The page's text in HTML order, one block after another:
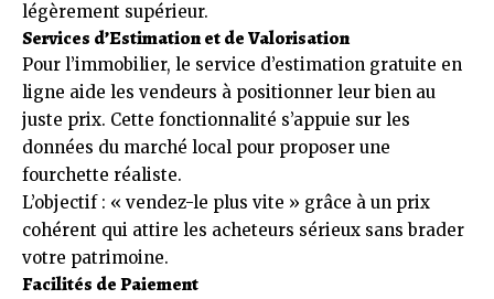
légèrement supérieur.
Services d’Estimation et de Valorisation
Pour l’immobilier, le service d’estimation gratuite en
ligne aide les vendeurs à positionner leur bien au
juste prix. Cette fonctionnalité s’appuie sur les
données du marché local pour proposer une
fourchette réaliste.
L’objectif : « vendez-le plus vite » grâce à un prix
cohérent qui attire les acheteurs sérieux sans brader
votre patrimoine.
Facilités de Paiement